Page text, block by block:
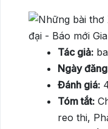
Tác giả:
Ngày
Đánh giá:
Tóm tắt:
reo thi,